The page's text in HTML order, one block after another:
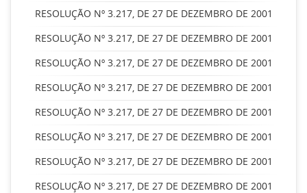
RESOLUÇÃO Nº 3.217, DE 27 DE DEZEMBRO DE 2001
RESOLUÇÃO Nº 3.217, DE 27 DE DEZEMBRO DE 2001
RESOLUÇÃO Nº 3.217, DE 27 DE DEZEMBRO DE 2001
RESOLUÇÃO Nº 3.217, DE 27 DE DEZEMBRO DE 2001
RESOLUÇÃO Nº 3.217, DE 27 DE DEZEMBRO DE 2001
RESOLUÇÃO Nº 3.217, DE 27 DE DEZEMBRO DE 2001
RESOLUÇÃO Nº 3.217, DE 27 DE DEZEMBRO DE 2001
RESOLUÇÃO Nº 3.217, DE 27 DE DEZEMBRO DE 2001